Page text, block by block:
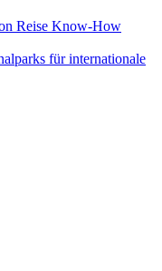
Reise Know-How
für internationale